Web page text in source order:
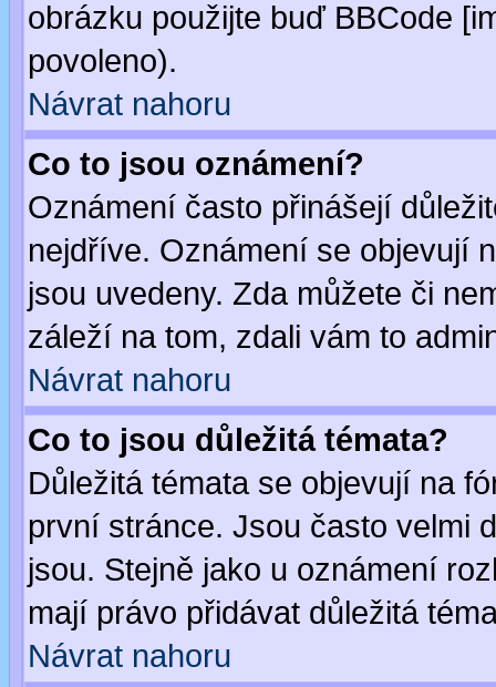
obrázku použijte buď BBCode
povoleno).
Návrat nahoru
Co to jsou oznámení?
Oznámení často přinášejí
nejdříve. Oznámení se objevují
jsou uvedeny. Zda můžete či
záleží na tom, zdali vám to
Návrat nahoru
Co to jsou důležitá témata?
Důležitá témata se objevují na
první stránce. Jsou často velmi
jsou. Stejně jako u oznámení
mají právo přidávat důležitá
Návrat nahoru